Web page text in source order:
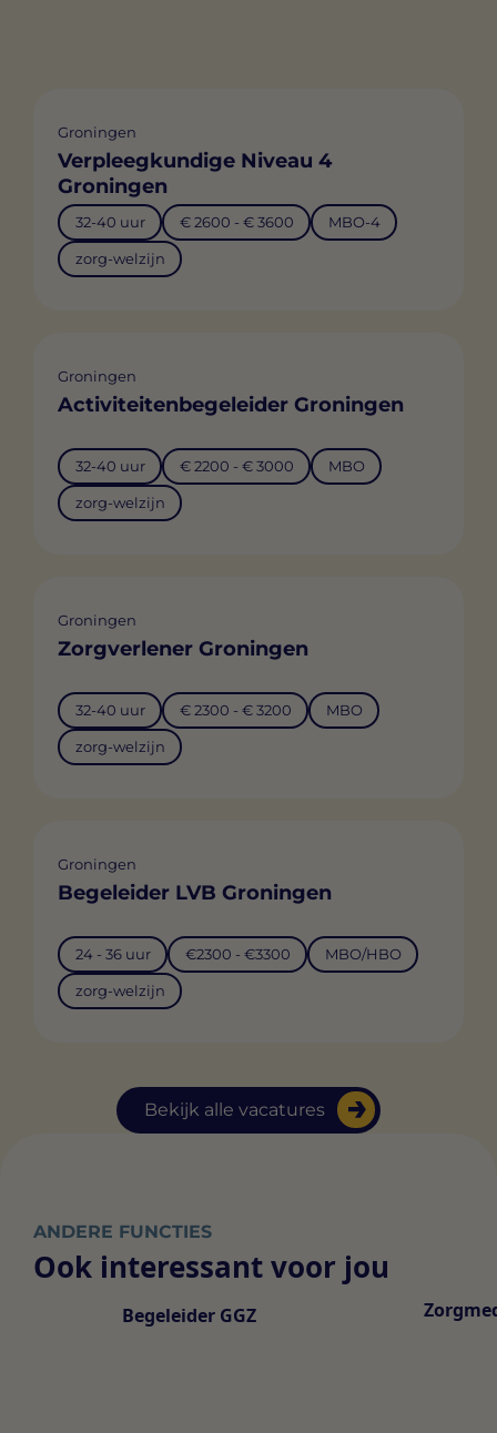
Bekijk alle vacatures
Groningen
Verpleegkundige Niveau 4
Groningen
32-40 uur € 2600 - € 3600 MBO-4
zorg-welzijn
Groningen
Activiteitenbegeleider Groningen
32-40 uur € 2200 - € 3000 MBO
zorg-welzijn
Groningen
Zorgverlener Groningen
32-40 uur € 2300 - € 3200 MBO
zorg-welzijn
Groningen
Begeleider LVB Groningen
24 - 36 uur €2300 - €3300 MBO/HBO
zorg-welzijn
ANDERE FUNCTIES
Ook interessant voor jou
Begeleider GGZ